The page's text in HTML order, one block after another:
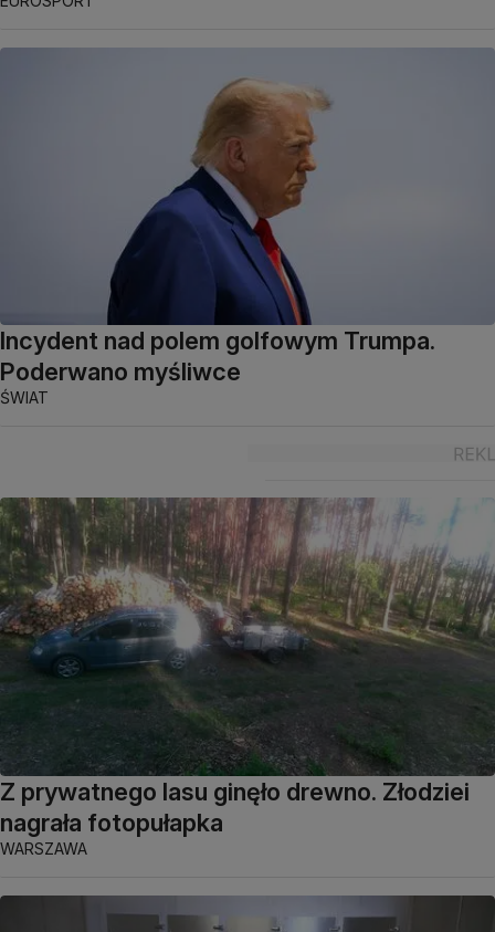
Incydent nad polem golfowym Trumpa.
Poderwano myśliwce
ŚWIAT
Z prywatnego lasu ginęło drewno. Złodziei
nagrała fotopułapka
WARSZAWA